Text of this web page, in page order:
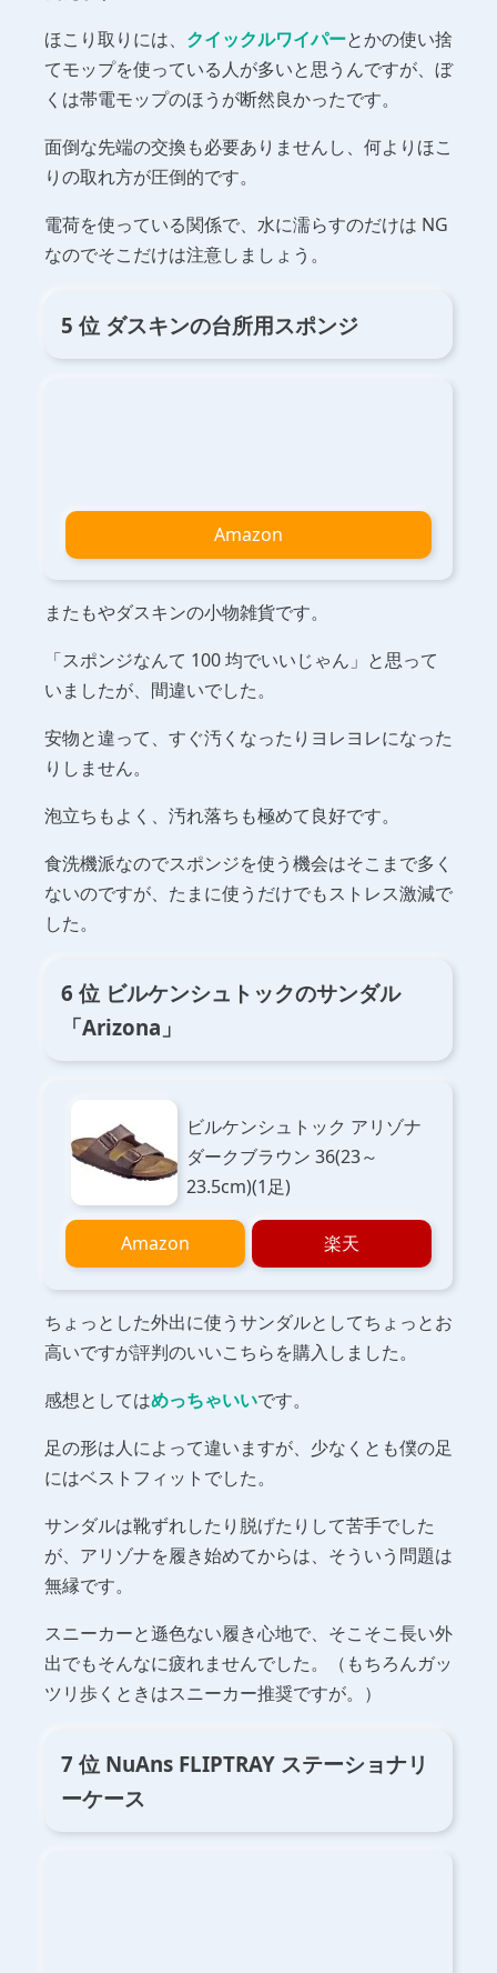
ほこり取りには、 クイックルワイパーとかの使い捨
てモップを使っている人が多いと思うんですが、ぼ
くは帯電モップのほうが断然良かったです。
面倒な先端の交換も必要ありませんし、何よりほこ
りの取れ方が圧倒的です。
電荷を使っている関係で、水に濡らすのだけは NG
なのでそこだけは注意しましょう。
5 位 ダスキンの台所用スポンジ
Amazon
またもやダスキンの小物雑貨です。
「スポンジなんて 100 均でいいじゃん」と思って
いましたが、間違いでした。
安物と違って、すぐ汚くなったりヨレヨレになった
りしません。
泡立ちもよく、汚れ落ちも極めて良好です。
食洗機派なのでスポンジを使う機会はそこまで多く
ないのですが、たまに使うだけでもストレス激減で
した。
6 位 ビルケンシュトックのサンダル
「Arizona」
ビルケンシュトック アリゾナ
ダークブラウン 36(23～
23.5cm)(1足)
Amazon 楽天
ちょっとした外出に使うサンダルとしてちょっとお
高いですが評判のいいこちらを購入しました。
感想としてはめっちゃいいです。
足の形は人によって違いますが、少なくとも僕の足
にはベストフィットでした。
サンダルは靴ずれしたり脱げたりして苦手でした
が、アリゾナを履き始めてからは、そういう問題は
無縁です。
スニーカーと遜色ない履き心地で、そこそこ長い外
出でもそんなに疲れませんでした。（もちろんガッ
ツリ歩くときはスニーカー推奨ですが。）
7 位 NuAns FLIPTRAY ステーショナリ
ーケース